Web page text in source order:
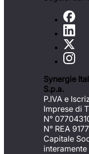
Synergie
S.p.a.
P.IVA e
Imprese di
N°
N° REA
Capitale